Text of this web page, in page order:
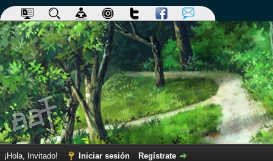
¡Hola, Invitado! Iniciar sesión Regístrate